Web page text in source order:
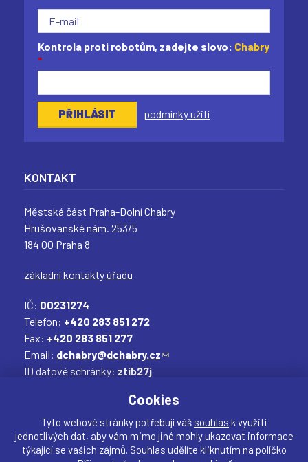
Kontrola proti robotům, zadejte slovo: Chabry
*
podmínky užití
KONTAKT
Městská část Praha-Dolní Chabry
Hrušovanské nám. 253/5
184 00 Praha 8
základní kontakty úřadu
IČ: 00231274
Telefon: +420 283 851 272
Fax: +420 283 851 277
Email: dchabry@dchabry.cz(
k
a
z
o
ID datové schránky: ztib27j
d
k
a
Cookies
Tyto webové stránky potřebují váš souhlas k využití
jednotlivých dat, aby vám mimo jiné mohly ukazovat informace
týkající se vašich zájmů. Souhlas udělíte kliknutím na políčko